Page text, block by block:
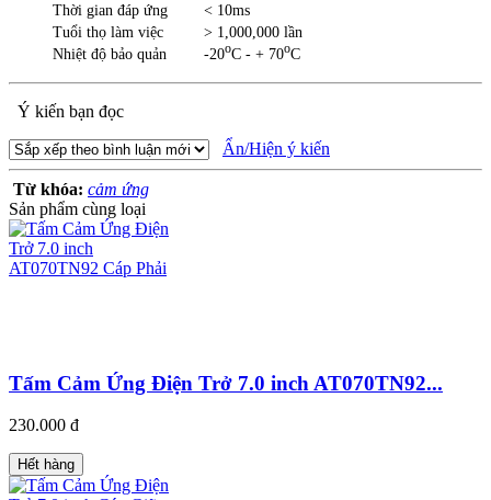
Thời gian đáp ứng
< 10ms
Tuổi thọ làm việc
> 1,000,000 lần
Nhiệt độ bảo quản
-20oC - + 70oC
Ý kiến bạn đọc
Ẩn/Hiện ý kiến
Từ khóa: cảm ứng
Sản phẩm cùng loại
Tấm Cảm Ứng Điện Trở 7.0 inch AT070TN92...
230.000 đ
Hết hàng